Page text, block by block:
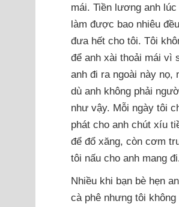
mái. Tiền lương anh lúc
làm được bao nhiêu đều
đưa hết cho tôi. Tôi
để anh xài thoải mái vì
anh đi ra ngoài này nọ,
dù anh không phải
như vậy. Mỗi ngày tôi
phát cho anh chút xíu
để đổ xăng, còn cơm
tôi nấu cho anh mang
Nhiều khi bạn bè hẹn
cà phê nhưng tôi không